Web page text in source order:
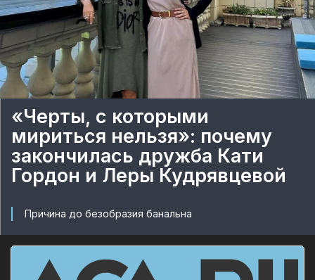
«Черты, с которыми
мириться нельзя»: почему
закончилась дружба Кати
Гордон и Леры Кудрявцевой
Причина до безобразия банальна